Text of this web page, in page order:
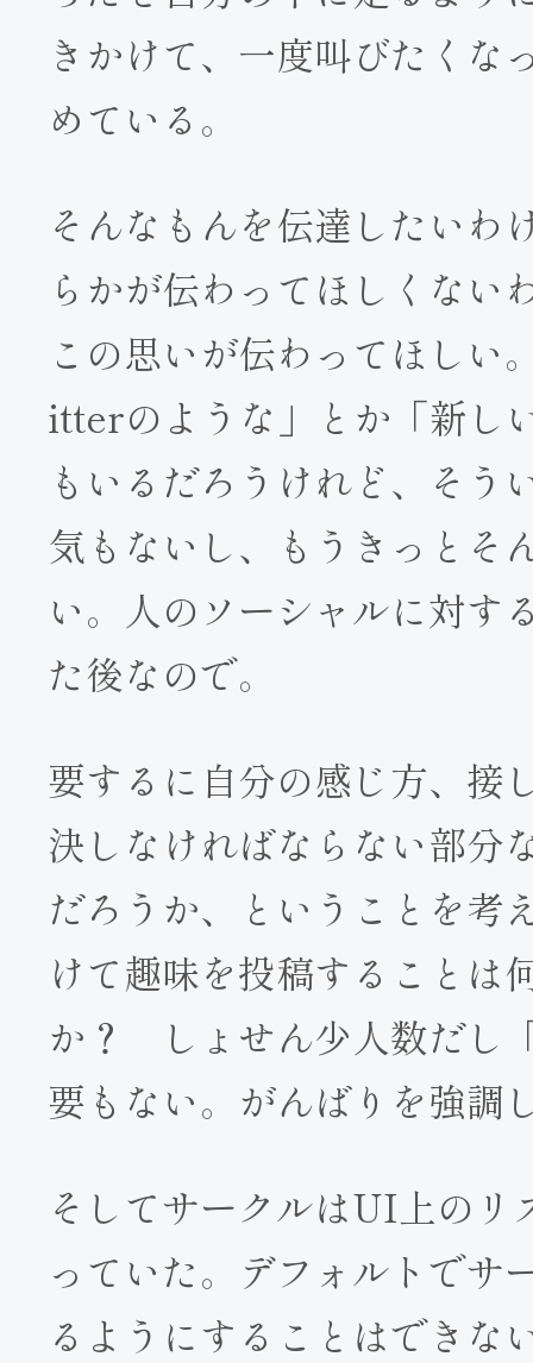
きかけて、一度叫びたくな
めている。
そんなもんを伝達したいわ
らかが伝わってほしくない
この思いが伝わってほしい
itterのような」とか「新し
もいるだろうけれど、そう
気もないし、もうきっとそ
い。人のソーシャルに対す
た後なので。
要するに自分の感じ方、接
決しなければならない部分
だろうか、ということを考
けて趣味を投稿することは
か？ しょせん少人数だし
要もない。がんばりを強調
そしてサークルはUI上のリ
っていた。デフォルトでサ
るようにすることはできな